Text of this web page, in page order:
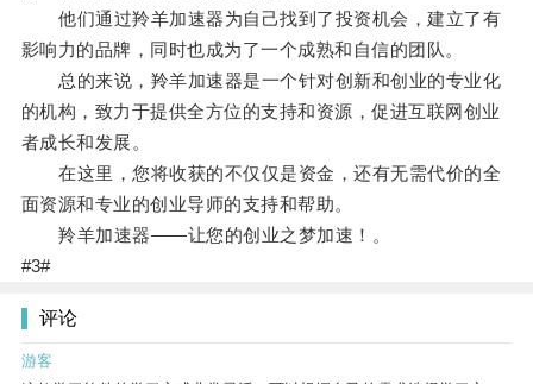
他们通过羚羊加速器为自己找到了投资机会，建立了有
影响力的品牌，同时也成为了一个成熟和自信的团队。
总的来说，羚羊加速器是一个针对创新和创业的专业化
的机构，致力于提供全方位的支持和资源，促进互联网创业
者成长和发展。
在这里，您将收获的不仅仅是资金，还有无需代价的全
面资源和专业的创业导师的支持和帮助。
羚羊加速器——让您的创业之梦加速！。
#3#
评论
游客